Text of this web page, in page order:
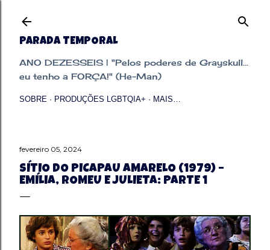
PARADA TEMPORAL
ANO DEZESSEIS | "Pelos poderes de Grayskull...
eu tenho a FORÇA!" (He-Man)
SOBRE PRODUÇÕES LGBTQIA+ MAIS…
fevereiro 05, 2024
SÍTIO DO PICAPAU AMARELO (1979) –
EMÍLIA, ROMEU E JULIETA: PARTE 1